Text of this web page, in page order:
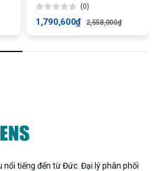
(0)
1,790,600₫ 2,558,000₫
nổi tiếng đến từ Đức. Đại lý phân phối